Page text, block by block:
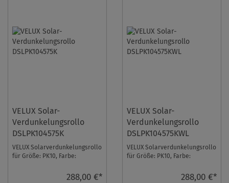
VELUX Solar-
Verdunkelungsrollo
DSLPK104575K
VELUX Solarverdunkelungsrollo
für Größe: PK10, Farbe:
Schiene, io-homec ...288,00 €*
VELUX Solar-
Verdunkelungsrollo
DSLPK104575KWL
VELUX Solarverdunkelungsrollo
für Größe: PK10, Farbe:
288,00 €*